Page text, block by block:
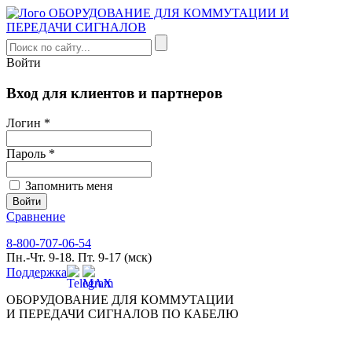
Войти
Вход для клиентов и партнеров
Логин *
Пароль *
Запомнить меня
Сравнение
8-800-707-06-54
Пн.-Чт. 9-18. Пт. 9-17 (мск)
Поддержка
ОБОРУДОВАНИЕ ДЛЯ КОММУТАЦИИ
И ПЕРЕДАЧИ СИГНАЛОВ ПО КАБЕЛЮ